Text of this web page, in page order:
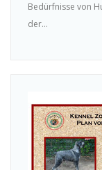
Bedürfnisse von
der...